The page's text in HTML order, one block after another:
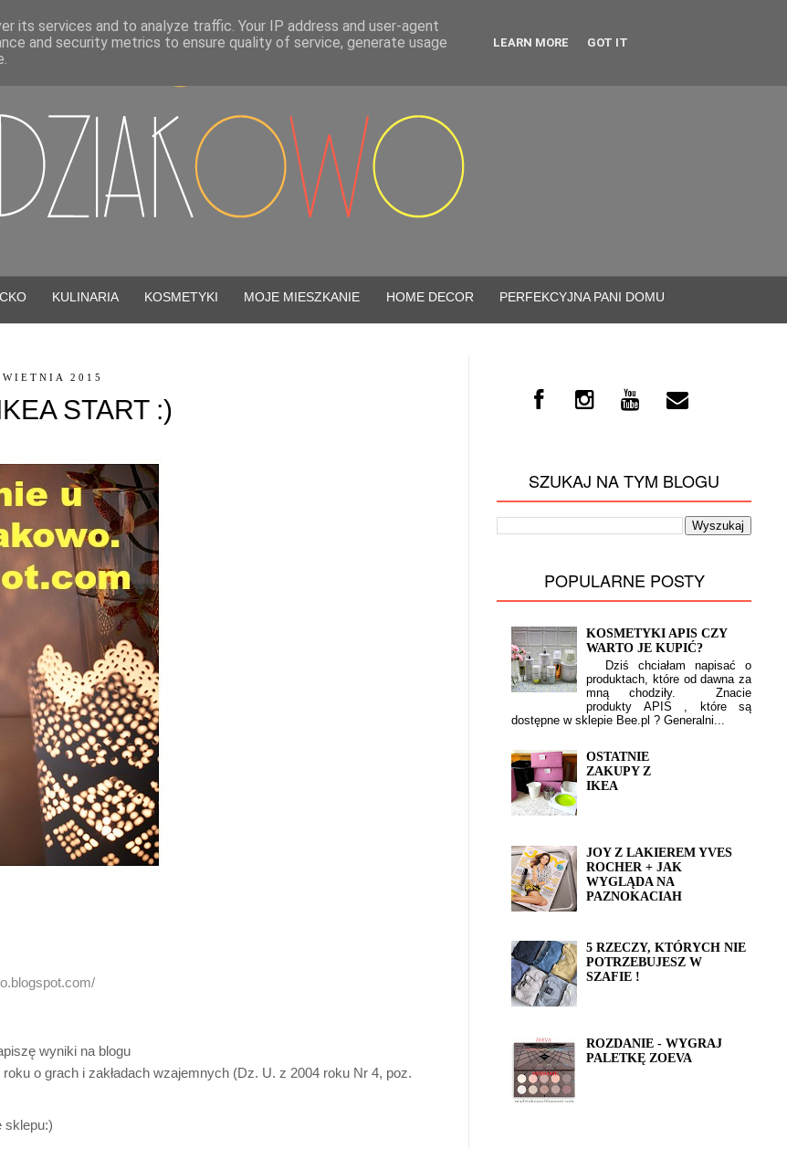
KULINARIA KOSMETYKI MOJE MIESZKANIE HOME DECOR PERFEKCYJNA PANI DOMU
2015
START :)
wyniki na blogu
o grach i zakładach wzajemnych (Dz. U. z 2004 roku Nr 4, poz.
sklepu:)
SZUKAJ NA TYM BLOGU
POPULARNE POSTY
KOSMETYKI APIS CZY
WARTO JE KUPIĆ?
Dziś chciałam napisać o
produktach, które od dawna za
mną chodziły. Znacie
produkty APIS , które są
dostępne w sklepie Bee.pl ? Generalni...
OSTATNIE
ZAKUPY Z
IKEA
JOY Z LAKIEREM YVES
ROCHER + JAK
WYGLĄDA NA
PAZNOKACIAH
5 RZECZY, KTÓRYCH NIE
POTRZEBUJESZ W
SZAFIE !
ROZDANIE - WYGRAJ
PALETKĘ ZOEVA
its services and to analyze traffic. Your IP address and user-agent
and security metrics to ensure quality of service, generate usage
LEARN MORE GOT IT